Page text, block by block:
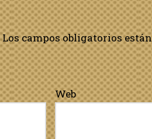
Los campos obligatorios están
Web